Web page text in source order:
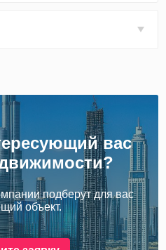
вас
подберут для вас
объект.